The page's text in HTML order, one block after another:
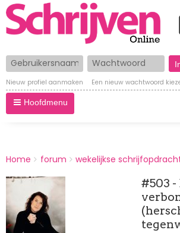
Gebruikersnaam Wachtwoord
Nieuw profiel aanmaken Een nieuw wachtwoord
Hoofdmenu
BREADCRUMBS
You
here:
Home forum wekelijkse
#503 -